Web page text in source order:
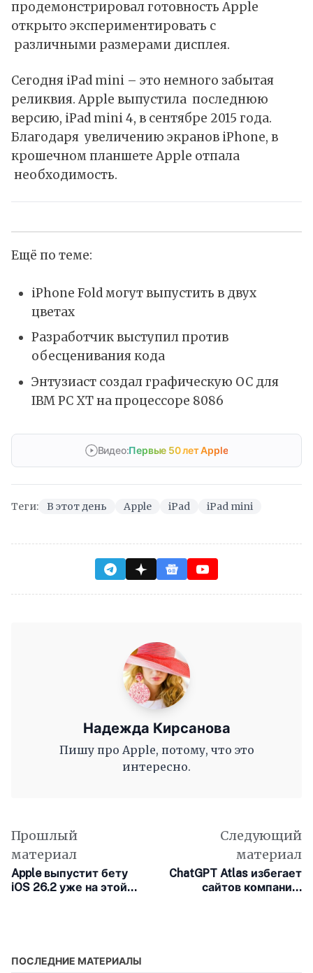
продемонстрировал готовность Apple
открыто экспериментировать с
различными размерами дисплея.
Сегодня iPad mini – это немного забытая
реликвия. Apple выпустила последнюю
версию, iPad mini 4, в сентябре 2015 года.
Благодаря увеличению экранов iPhone, в
крошечном планшете Apple отпала
необходимость.
Ещё по теме:
iPhone Fold могут выпустить в двух
цветах
Разработчик выступил против
обесценивания кода
Энтузиаст создал графическую ОС для
IBM PC XT на процессоре 8086
Видео:Первые 50 лет Apple
Теги: В этот день Apple iPad iPad mini
Надежда Кирсанова
Пишу про Apple, потому, что это
интересно.
Прошлый
материал
Apple выпустит бету
iOS 26.2 уже на этой
Следующий
материал
ChatGPT Atlas избегает
сайтов компаний,
ПОСЛЕДНИЕ МАТЕРИАЛЫ